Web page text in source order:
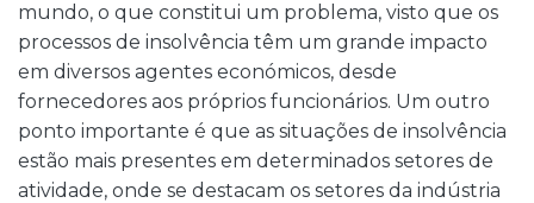
mundo, o que constitui um problema, visto que os
processos de insolvência têm um grande impacto
em diversos agentes económicos, desde
fornecedores aos próprios funcionários. Um outro
ponto importante é que as situações de insolvência
estão mais presentes em determinados setores de
atividade, onde se destacam os setores da indústria